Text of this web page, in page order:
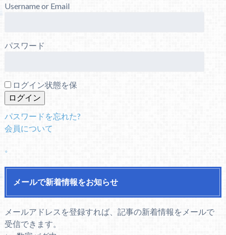
Username or Email
パスワード
ログイン状態を保
パスワードを忘れた?
会員について
。
メールで新着情報をお知らせ
メールアドレスを登録すれば、記事の新着情報をメールで
受信できます。